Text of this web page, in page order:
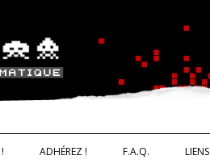
Solidarité Ouvrière
ADHÉREZ ! F.A.Q. LIENS